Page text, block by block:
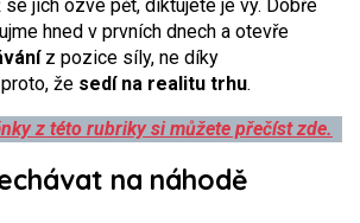
jich ozve pět, diktujete je vy. Dobře
hned v prvních dnech a otevře
z pozice síly, ne díky
že sedí na realitu trhu.
z této rubriky si můžete přečíst zde.
na náhodě